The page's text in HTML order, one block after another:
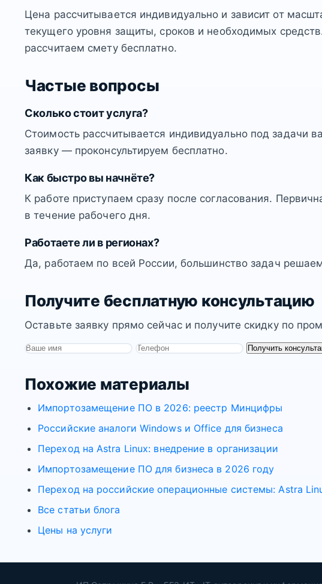
Цена рассчитывается индивидуально и зависит от
текущего уровня защиты, сроков и необходимых
рассчитаем смету бесплатно.
Частые вопросы
Сколько стоит услуга?
Стоимость рассчитывается индивидуально под задачи
заявку — проконсультируем бесплатно.
Как быстро вы начнёте?
К работе приступаем сразу после согласования.
в течение рабочего дня.
Работаете ли в регионах?
Да, работаем по всей России, большинство задач
Получите бесплатную консультацию
Оставьте заявку прямо сейчас и получите скидку по
Получить
Похожие материалы
Импортозамещение ПО в 2026: реестр Минцифры
Российские аналоги Windows и Office для бизнеса
Переход на Astra Linux: внедрение в организации
Импортозамещение ПО для бизнеса в 2026 году
Переход на российские операционные системы: Astra
Все статьи блога
Цены на услуги